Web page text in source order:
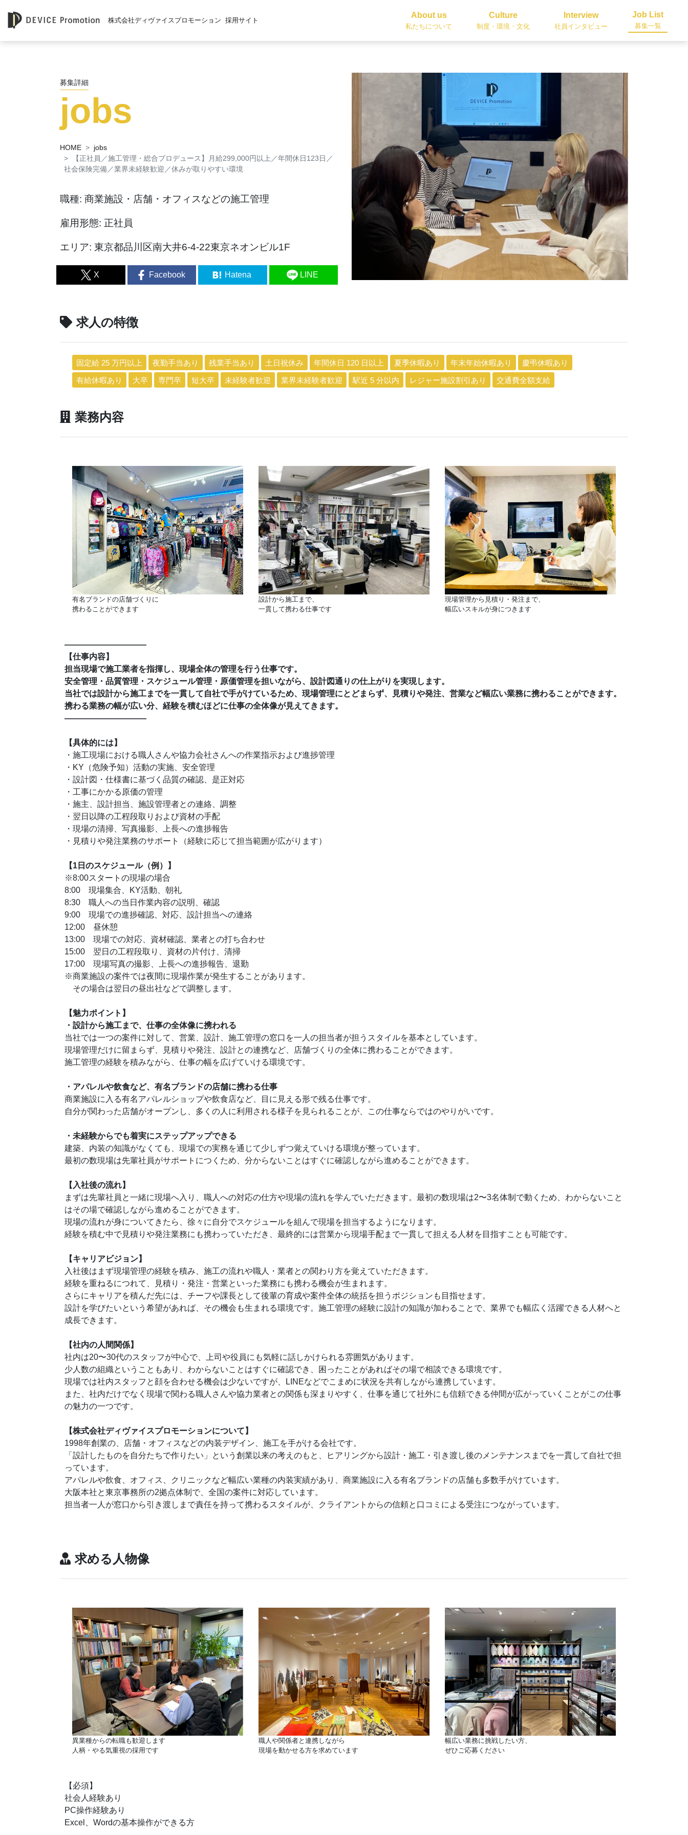
株式会社ディヴァイスプロモーション 採用サイト
About us
私たちについて
Culture
制度・環境・文化
Interview
社員インタビュー
Job List
募集一覧
募集詳細
jobs
HOME
jobs
【正社員／施工管理・総合プロデュース】月給299,000円以上／年間休日123日／
社会保険完備／業界未経験歓迎／休みが取りやすい環境
職種: 商業施設・店舗・オフィスなどの施工管理
雇用形態: 正社員
エリア: 東京都品川区南大井6-4-22東京ネオンビル1F
X Facebook Hatena LINE
求人の特徴
固定給 25 万円以上 夜勤手当あり 残業手当あり 土日祝休み 年間休日 120 日以上 夏季休暇あり 年末年始休暇あり
慶弔休暇あり
有給休暇あり
大卒 専門卒 短大卒 未経験者歓迎 業界未経験者歓迎 駅近 5 分以内 レジャー施設割引あり 交通費全額支給
業務内容
有名ブランドの店舗づくりに
携わることができます
設計から施工まで、
一貫して携わる仕事です
現場管理から見積り・発注まで、
幅広いスキルが身につきます
――――――――――
【仕事内容】
担当現場で施工業者を指揮し、現場全体の管理を行う仕事です。
安全管理・品質管理・スケジュール管理・原価管理を担いながら、設計図通りの仕上がりを実現します。
当社では設計から施工までを一貫して自社で手がけているため、現場管理にとどまらず、見積りや発注、営業など幅広い業務に携わることができます。
携わる業務の幅が広い分、経験を積むほどに仕事の全体像が見えてきます。
――――――――――
【具体的には】
・施工現場における職人さんや協力会社さんへの作業指示および進捗管理
・KY（危険予知）活動の実施、安全管理
・設計図・仕様書に基づく品質の確認、是正対応
・工事にかかる原価の管理
・施主、設計担当、施設管理者との連絡、調整
・翌日以降の工程段取りおよび資材の手配
・現場の清掃、写真撮影、上長への進捗報告
・見積りや発注業務のサポート（経験に応じて担当範囲が広がります）
【1日のスケジュール（例）】
※8:00スタートの現場の場合
8:00 現場集合、KY活動、朝礼
8:30 職人への当日作業内容の説明、確認
9:00 現場での進捗確認、対応、設計担当への連絡
12:00 昼休憩
13:00 現場での対応、資材確認、業者との打ち合わせ
15:00 翌日の工程段取り、資材の片付け、清掃
17:00 現場写真の撮影、上長への進捗報告、退勤
※商業施設の案件では夜間に現場作業が発生することがあります。
その場合は翌日の昼出社などで調整します。
【魅力ポイント】
・設計から施工まで、仕事の全体像に携われる
当社では一つの案件に対して、営業、設計、施工管理の窓口を一人の担当者が担うスタイルを基本としています。
現場管理だけに留まらず、見積りや発注、設計との連携など、店舗づくりの全体に携わることができます。
施工管理の経験を積みながら、仕事の幅を広げていける環境です。
・アパレルや飲食など、有名ブランドの店舗に携わる仕事
商業施設に入る有名アパレルショップや飲食店など、目に見える形で残る仕事です。
自分が関わった店舗がオープンし、多くの人に利用される様子を見られることが、この仕事ならではのやりがいです。
・未経験からでも着実にステップアップできる
建築、内装の知識がなくても、現場での実務を通じて少しずつ覚えていける環境が整っています。
最初の数現場は先輩社員がサポートにつくため、分からないことはすぐに確認しながら進めることができます。
【入社後の流れ】
まずは先輩社員と一緒に現場へ入り、職人への対応の仕方や現場の流れを学んでいただきます。最初の数現場は2〜3名体制で動くため、わからないこと
はその場で確認しながら進めることができます。
現場の流れが身についてきたら、徐々に自分でスケジュールを組んで現場を担当するようになります。
経験を積む中で見積りや発注業務にも携わっていただき、最終的には営業から現場手配まで一貫して担える人材を目指すことも可能です。
【キャリアビジョン】
入社後はまず現場管理の経験を積み、施工の流れや職人・業者との関わり方を覚えていただきます。
経験を重ねるにつれて、見積り・発注・営業といった業務にも携わる機会が生まれます。
さらにキャリアを積んだ先には、チーフや課長として後輩の育成や案件全体の統括を担うポジションも目指せます。
設計を学びたいという希望があれば、その機会も生まれる環境です。施工管理の経験に設計の知識が加わることで、業界でも幅広く活躍できる人材へと
成長できます。
【社内の人間関係】
社内は20〜30代のスタッフが中心で、上司や役員にも気軽に話しかけられる雰囲気があります。
少人数の組織ということもあり、わからないことはすぐに確認でき、困ったことがあればその場で相談できる環境です。
現場では社内スタッフと顔を合わせる機会は少ないですが、LINEなどでこまめに状況を共有しながら連携しています。
また、社内だけでなく現場で関わる職人さんや協力業者との関係も深まりやすく、仕事を通じて社外にも信頼できる仲間が広がっていくことがこの仕事
の魅力の一つです。
【株式会社ディヴァイスプロモーションについて】
1998年創業の、店舗・オフィスなどの内装デザイン、施工を手がける会社です。
「設計したものを自分たちで作りたい」という創業以来の考えのもと、ヒアリングから設計・施工・引き渡し後のメンテナンスまでを一貫して自社で担
っています。
アパレルや飲食、オフィス、クリニックなど幅広い業種の内装実績があり、商業施設に入る有名ブランドの店舗も多数手がけています。
大阪本社と東京事務所の2拠点体制で、全国の案件に対応しています。
担当者一人が窓口から引き渡しまで責任を持って携わるスタイルが、クライアントからの信頼と口コミによる受注につながっています。
求める人物像
異業種からの転職も歓迎します
人柄・やる気重視の採用です
職人や関係者と連携しながら
現場を動かせる方を求めています
幅広い業務に挑戦したい方、
ぜひご応募ください
【必須】
社会人経験あり
PC操作経験あり
Excel、Wordの基本操作ができる方